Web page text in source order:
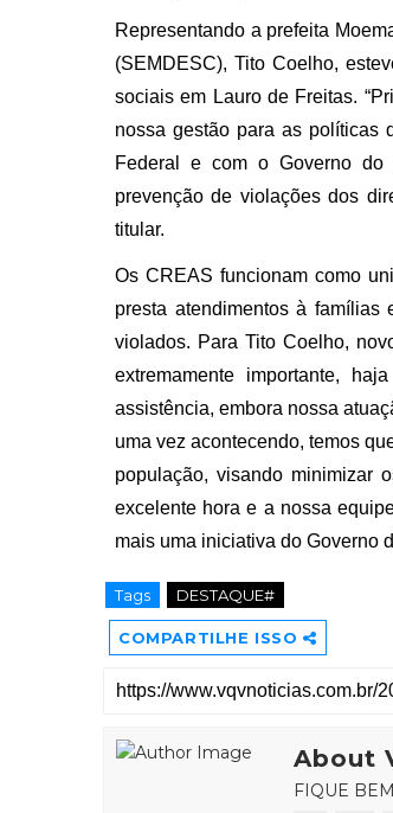
Representando a prefeita
(SEMDESC), Tito Coelho,
sociais em Lauro de Freitas.
nossa gestão para as políticas
Federal e com o Governo do
prevenção de violações dos
titular.
Os CREAS funcionam como
presta atendimentos à
violados. Para Tito Coelho,
extremamente importante,
assistência, embora nossa
uma vez acontecendo, temos
população, visando minimizar
excelente hora e a nossa
mais uma iniciativa do Governo
Tags DESTAQUE#
COMPARTILHE ISSO
About
FIQUE